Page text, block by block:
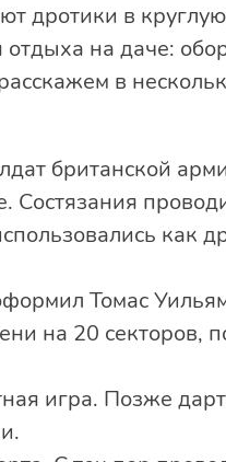
дротики в
на даче:
в
британской
как
Томас
на 20 секторов,
игра. Позже